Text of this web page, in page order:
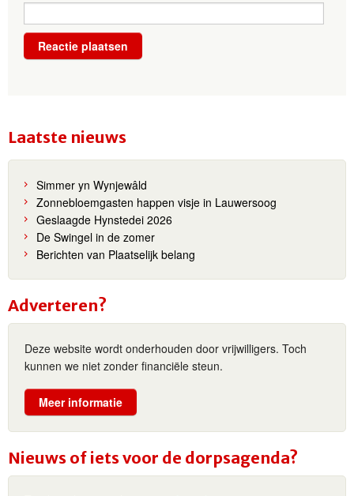
Laatste nieuws
Simmer yn Wynjewâld
Zonnebloemgasten happen visje in Lauwersoog
Geslaagde Hynstedei 2026
De Swingel in de zomer
Berichten van Plaatselijk belang
Adverteren?
Deze website wordt onderhouden door vrijwilligers. Toch
kunnen we niet zonder financiële steun.
Meer informatie
Nieuws of iets voor de dorpsagenda?